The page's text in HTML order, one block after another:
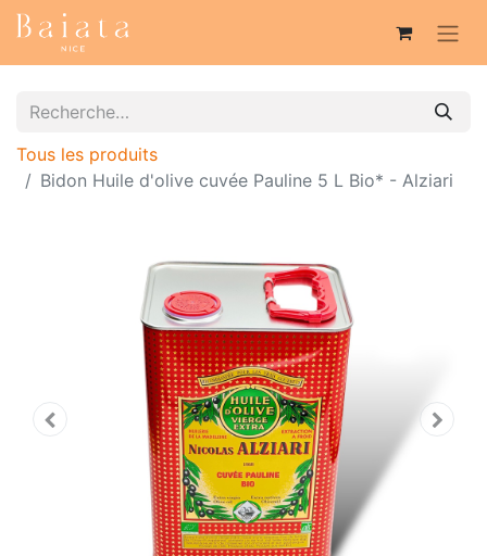
Tous les produits
Bidon Huile d'olive cuvée Pauline 5 L Bio* - Alziari